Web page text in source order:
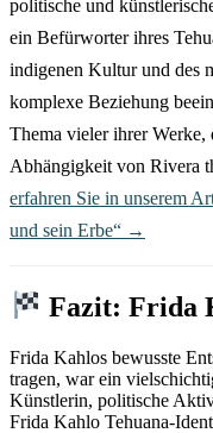
politische und
ein Befürworter ihres
indigenen Kultur und des
komplexe Beziehung
Thema vieler ihrer
Abhängigkeit von Rivera
erfahren Sie in unserem
und sein Erbe“ →
Fazit: Frida
Frida Kahlos bewusste
tragen, war ein
Künstlerin, politische
Frida Kahlo Tehuana-